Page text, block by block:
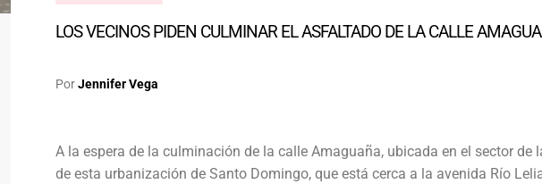
LOS VECINOS PIDEN CULMINAR EL ASFALTADO DE LA CALLE
PorJennifer Vega
A la espera de la culminación de la calle Amaguaña, ubicada en el sector de
de esta urbanización de Santo Domingo, que está cerca a la avenida Río